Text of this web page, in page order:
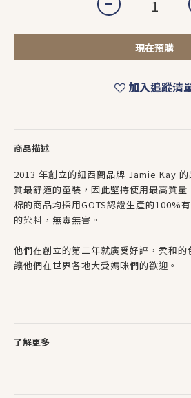
現在預購
加入追蹤清
商品描述
2013 年創立的紐西蘭品牌 Jamie Kay
質最舒適的童裝，因此堅持使用最高質
棉的商品均採用GOTS認證生產的100%
的染料，無毒無害。
他們在創立的第二年就廣受好評，柔和
讓他們在世界各地大受媽咪們的歡迎。
了解更多